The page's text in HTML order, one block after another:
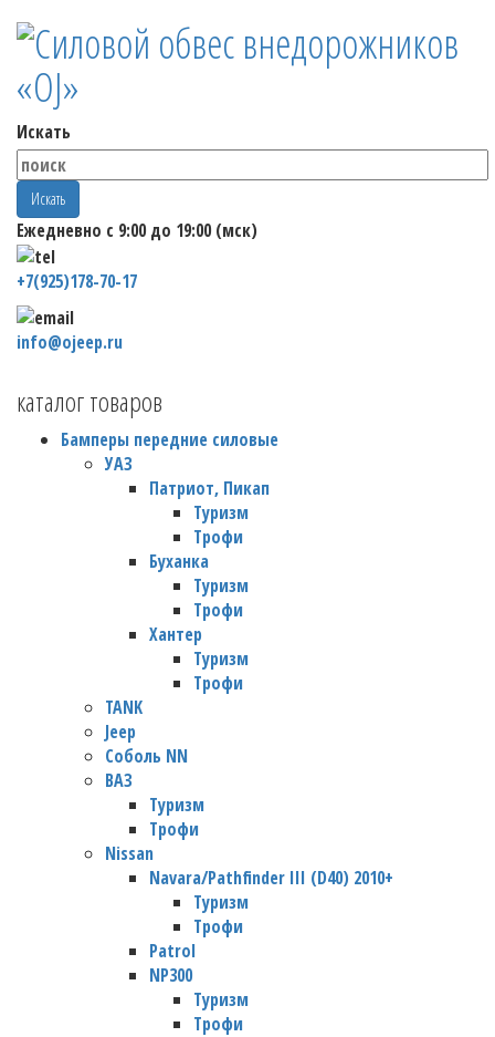
Искать
Искать
Ежедневно с 9:00 до 19:00 (мск)
+7(925)178-70-17
info@ojeep.ru
каталог товаров
Бамперы передние силовые
УАЗ
Патриот, Пикап
Туризм
Трофи
Буханка
Туризм
Трофи
Хантер
Туризм
Трофи
TANK
Jeep
Соболь NN
ВАЗ
Туризм
Трофи
Nissan
Navara/Pathfinder III (D40) 2010+
Туризм
Трофи
Patrol
NP300
Туризм
Трофи